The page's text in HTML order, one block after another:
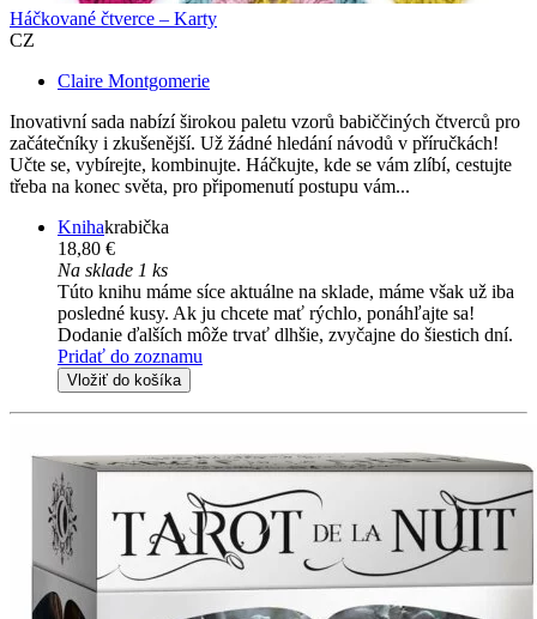
Háčkované čtverce – Karty
CZ
Claire Montgomerie
Inovativní sada nabízí širokou paletu vzorů babiččiných čtverců pro
začátečníky i zkušenější. Už žádné hledání návodů v příručkách!
Učte se, vybírejte, kombinujte. Háčkujte, kde se vám zlíbí, cestujte
třeba na konec světa, pro připomenutí postupu vám...
Knihakrabička
18,80 €
Na sklade 1 ks
Túto knihu máme síce aktuálne na sklade, máme však už iba
posledné kusy. Ak ju chcete mať rýchlo, ponáhľajte sa!
Dodanie ďalších môže trvať dlhšie, zvyčajne do šiestich dní.
Pridať do zoznamu
Vložiť do košíka